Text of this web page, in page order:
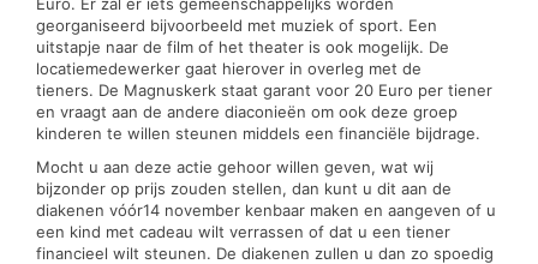
georganiseerd bijvoorbeeld met muziek of sport. Een
uitstapje naar de film of het theater is ook mogelijk. De
locatiemedewerker gaat hierover in overleg met de
tieners. De Magnuskerk staat garant voor 20 Euro per tiener
en vraagt aan de andere diaconieën om ook deze groep
kinderen te willen steunen middels een financiële bijdrage.
Mocht u aan deze actie gehoor willen geven, wat wij
bijzonder op prijs zouden stellen, dan kunt u dit aan de
diakenen vóór14 november kenbaar maken en aangeven of u
een kind met cadeau wilt verrassen of dat u een tiener
financieel wilt steunen. De diakenen zullen u dan zo spoedig